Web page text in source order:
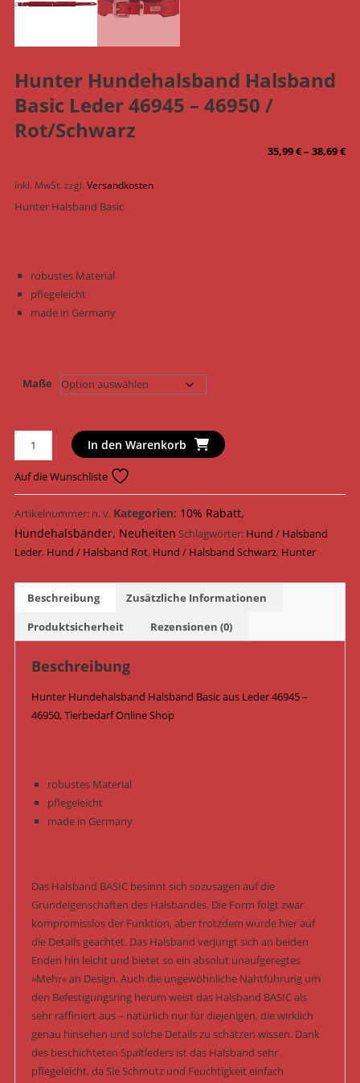
Hunter Hundehalsband Halsband
Basic Leder 46945 – 46950 /
Rot/Schwarz
35,99€–38,69€
inkl. MwSt.zzgl.Versandkosten
Hunter Halsband Basic
robustes Material
pflegeleicht
made in Germany
Maße
Hunter
Hundehalsband
Halsband
Basic
Leder
46945
-
/
Rot/Schwarz
Menge
In den Warenkorb
Auf die Wunschliste
Artikelnummer: n. v. Kategorien: 10% Rabatt,
Hundehalsbänder, Neuheiten Schlagwörter: Hund / Halsband
Leder, Hund / Halsband Rot, Hund / Halsband Schwarz, Hunter
Beschreibung
Zusätzliche Informationen
Produktsicherheit
Rezensionen (0)
Beschreibung
Hunter Hundehalsband Halsband Basic aus Leder 46945 –
46950, Tierbedarf Online Shop
robustes Material
pflegeleicht
made in Germany
Das Halsband BASIC besinnt sich sozusagen auf die
Grundeigenschaften des Halsbandes. Die Form folgt zwar
kompromisslos der Funktion, aber trotzdem wurde hier auf
die Details geachtet. Das Halsband verjüngt sich an beiden
Enden hin leicht und bietet so ein absolut unaufgeregtes
»Mehr« an Design. Auch die ungewöhnliche Nahtführung um
den Befestigungsring herum weist das Halsband BASIC als
sehr raffiniert aus – natürlich nur für diejenigen, die wirklich
genau hinsehen und solche Details zu schätzen wissen. Dank
des beschichteten Spaltleders ist das Halsband sehr
pflegeleicht, da Sie Schmutz und Feuchtigkeit einfach